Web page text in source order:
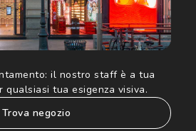
il nostro staff è a tua
qualsiasi tua esigenza visiva.
trova negozio